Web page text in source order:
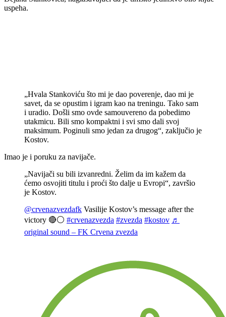
uspeha.
„Hvala Stankoviću što mi je dao poverenje, dao mi je
savet, da se opustim i igram kao na treningu. Tako sam
i uradio. Došli smo ovde samouvereno da pobedimo
utakmicu. Bili smo kompaktni i svi smo dali svoj
maksimum. Poginuli smo jedan za drugog“, zaključio je
Kostov.
Imao je i poruku za navijače.
„Navijači su bili izvanredni. Želim da im kažem da
ćemo osvojiti titulu i proći što dalje u Evropi“, završio
je Kostov.
@crvenazvezdafk Vasilijе Kostov’s message after the
victory 🔴⚪️ #crvenazvezda #zvezda #kostov ♬
original sound – FK Crvena zvezda